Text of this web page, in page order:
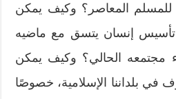
المعاصر؟ وكيف يمكن
إنسان يتسق مع ماضيه
مجتمعه الحالي؟ وكيف يمكن
في بلداننا الإسلامية، خصوصًا